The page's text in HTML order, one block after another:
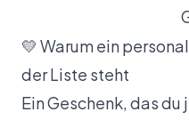
💛 Warum ein
der Liste steht
Ein Geschenk, das